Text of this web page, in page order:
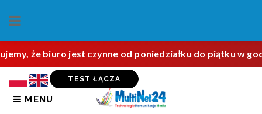
że biuro jest czynne od poniedziałku do piątku w
TEST ŁĄCZA
MENU